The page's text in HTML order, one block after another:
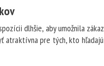
dlhšie, aby umožnila
atraktívna pre tých, kto